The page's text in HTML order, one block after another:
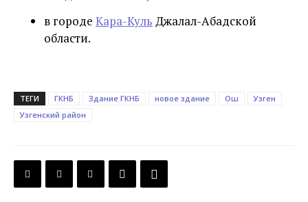
в городе Кара-Куль Джалал-Абадской
области.
ТЕГИ ГКНБ Здание ГКНБ новое здание Ош
Узген
Узгенский район